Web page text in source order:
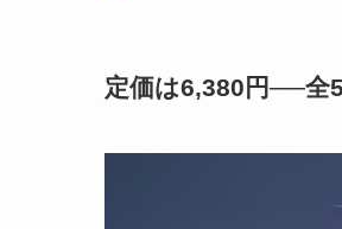
定価は6,380円──全